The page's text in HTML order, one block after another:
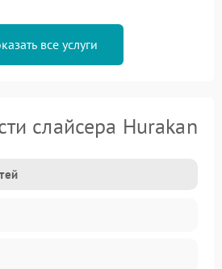
все услуги
слайсера Hurakan